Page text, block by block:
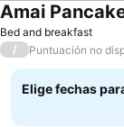
Bed and breakfast
Amai
/ Puntuación no
Elige fechas